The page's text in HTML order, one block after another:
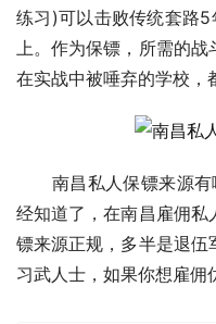
练习)可以击败传统套路
上。作为保镖，所需的
在实战中被唾弃的学校，
南昌私人保镖来源有
经知道了，在南昌雇佣
镖来源正规，多半是退伍
习武人士，如果你想雇佣